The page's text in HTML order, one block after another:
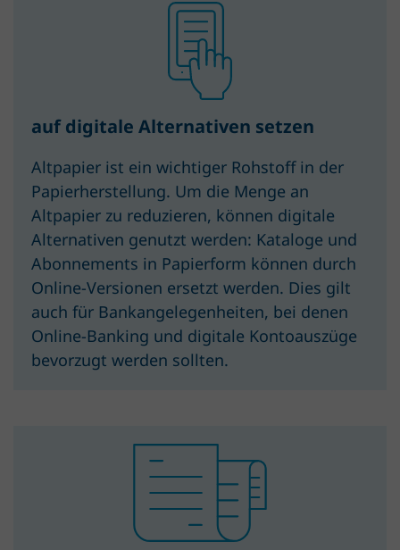
auf digitale Alternativen setzen
Altpapier ist ein wichtiger Rohstoff in der
Papierherstellung. Um die Menge an
Altpapier zu reduzieren, können digitale
Alternativen genutzt werden: Kataloge und
Abonnements in Papierform können durch
Online-Versionen ersetzt werden. Dies gilt
auch für Bank­angelegen­heiten, bei denen
Online-Banking und digitale Kontoauszüge
bevorzugt werden sollten.